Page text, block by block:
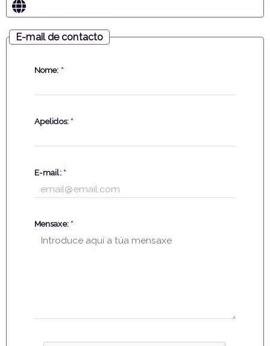
E-mail de contacto
Nome: *
Apelidos: *
E-mail: *
Mensaxe: *